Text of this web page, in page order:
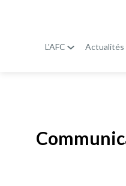
L'AFC Actualités